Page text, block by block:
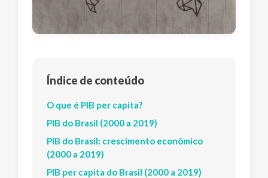
Índice de conteúdo
O que é PIB per capita?
PIB do Brasil (2000 a 2019)
PIB do Brasil: crescimento econômico
(2000 a 2019)
PIB per capita do Brasil (2000 a 2019)